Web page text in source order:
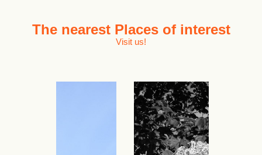
The nearest Places of interest
Visit us!